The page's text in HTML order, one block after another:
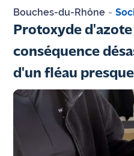
Martigues
de Berre
Marseille
- Aix
Bouches-du-Rhône -
Protoxyde d'azote
conséquence
d'un fléau